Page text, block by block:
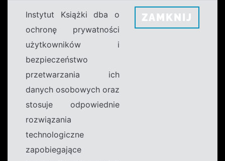
Instytut Książki dba o
ochronę prywatności
użytkowników i
bezpieczeństwo
przetwarzania ich
danych osobowych oraz
stosuje odpowiednie
rozwiązania
technologiczne
zapobiegające
ZAMKNIJ